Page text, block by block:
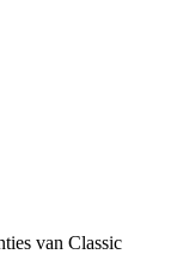
van Classic